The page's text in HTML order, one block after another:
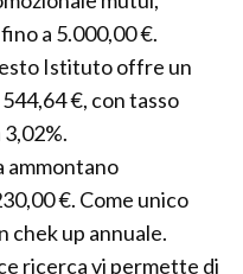
a 5.000,00 €.
Istituto offre un
€, con tasso
ammontano
€. Come unico
chek up annuale.
ricerca vi permette di